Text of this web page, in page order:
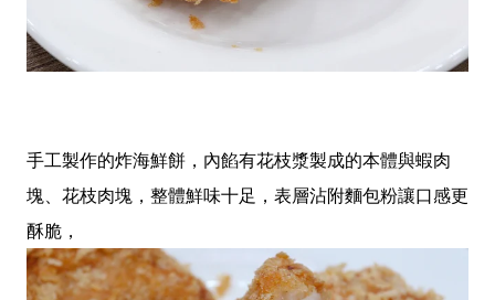
手工製作的炸海鮮餅，內餡有花枝漿製成的本體與蝦肉
塊、花枝肉塊，整體鮮味十足，表層沾附麵包粉讓口感更
酥脆，